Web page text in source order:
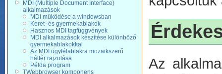
MDI (Multiple Document Interface)
alkalmazások
MDI működése a windowsban
Keret- és gyermekablakok
Hasznos MDI tagfüggvények
MDI alkalmazások készítése különböző
gyermekablakokkal
Az MDI ügyfélablakra mozaikszerű
háttér rajzolása
Példa program
TWebbrowser komponens
Az